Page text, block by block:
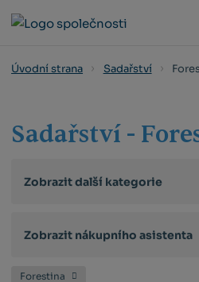
Úvodní strana Sadařství
Sadařství -
Zobrazit další kategorie
Zobrazit nákupního asistenta
Forestina